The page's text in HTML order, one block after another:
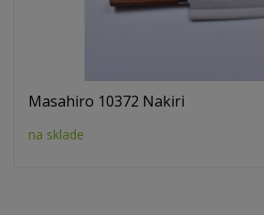
Masahiro 10372 Nakiri
na sklade